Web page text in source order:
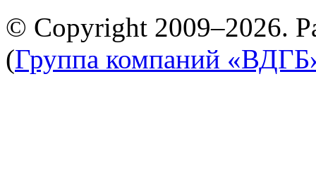
© Copyright 2009–2026.
(Группа компаний